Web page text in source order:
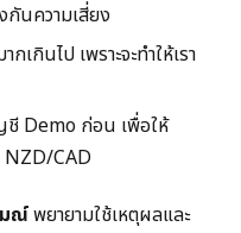
กันความเสี่ยง
กเกินไป เพราะจะทำให้เรา
Demo ก่อน เพื่อให้
NZD/CAD
มณ์พยายามใช้เหตุผลและ